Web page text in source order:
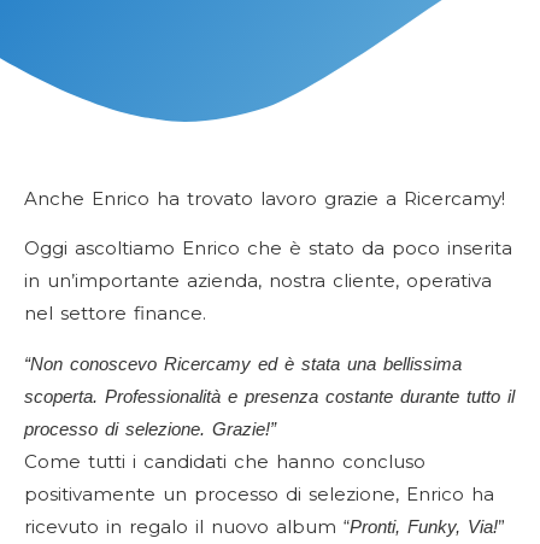
Anche Enrico ha trovato lavoro grazie a Ricercamy!
Oggi ascoltiamo Enrico che è stato da poco inserita
in un’importante azienda, nostra cliente, operativa
nel settore finance.
“Non conoscevo Ricercamy ed è stata una bellissima
scoperta. Professionalità e presenza costante durante tutto il
processo di selezione. Grazie!”
Come tutti i candidati che hanno concluso
positivamente un processo di selezione, Enrico ha
ricevuto in regalo il nuovo album “Pronti, Funky, Via!”